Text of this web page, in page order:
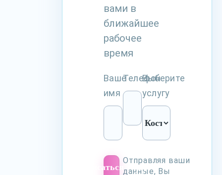
вами в
ближайшее
рабочее
время
Ваше
имя
ТелефонВыберите
услугу
Записаться
Отправляя ваши
данные, Вы